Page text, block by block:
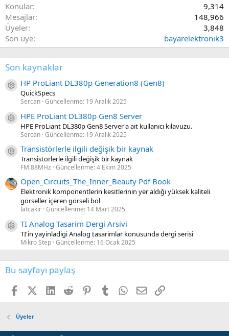
Konular
9,314
Mesajlar
148,966
Üyeler
3,848
Son üye
bayarelektronik3
Son kaynaklar
Kaynak ikon/amblem
HP ProLiant DL380p Generation8 (Gen8)
QuickSpecs
Sercan Güncellenme: 19 Aralık 2025
Kaynak ikon/amblem
HPE ProLiant DL380p Gen8 Server
HPE ProLiant DL380p Gen8 Server'a ait kullanıcı kılavuzu.
Sercan Güncellenme: 19 Aralık 2025
Kaynak ikon/amblem
Transistörlerle ilgili değişik bir kaynak
Transistörlerle ilgili değişik bir kaynak
FM.88MHz Güncellenme:4 Ekim 2025
Open_Circuits_The_Inner_Beauty Pdf Book
Elektronik komponentlerin kesitlerinin yer aldığı yüksek kaliteli
görseller içeren görseli bol
latcakir Güncellenme: 14 Mart 2025
Kaynak ikon/amblem
TI Analog Tasarim Dergi Arsivi
TI'in yayinladigi Analog tasarimlar konusunda dergi serisi
Mikro Step Güncellenme: 16 Ocak 2025
Bu sayfayı paylaş
FacebookX (Twitter)
LinkedIn
Reddit PinterestTumblr WhatsApp
E-postaLink
Üyeler